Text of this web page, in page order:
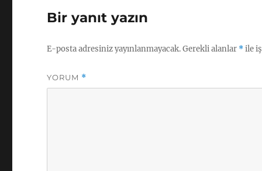
Bir yanıt yazın
E-posta adresiniz yayınlanmayacak.Gerekli alanlar *ile
YORUM *